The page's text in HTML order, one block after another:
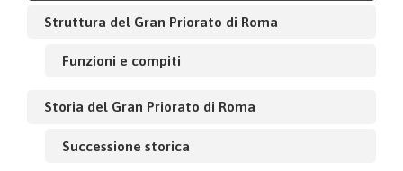
Struttura del Gran Priorato di Roma
Funzioni e compiti
Storia del Gran Priorato di Roma
Successione storica